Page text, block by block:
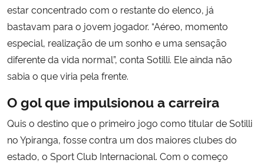
estar concentrado com o restante do elenco, já
bastavam para o jovem jogador. “Aéreo, momento
especial, realização de um sonho e uma sensação
diferente da vida normal”, conta Sotilli. Ele ainda não
sabia o que viria pela frente.
O gol que impulsionou a carreira
Quis o destino que o primeiro jogo como titular de Sotilli
no Ypiranga, fosse contra um dos maiores clubes do
estado, o Sport Club Internacional. Com o começo